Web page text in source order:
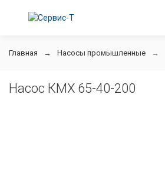
Главная Насосы промышленные
Насос КМХ 65-40-200